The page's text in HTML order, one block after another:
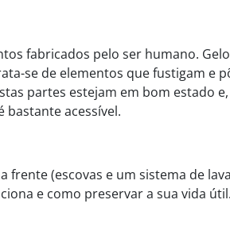
fabricados pelo ser humano.
se de elementos que fustigam e
partes estejam em bom estado
bastante acessível.
(escovas e um sistema de
e como preservar a sua vida útil.